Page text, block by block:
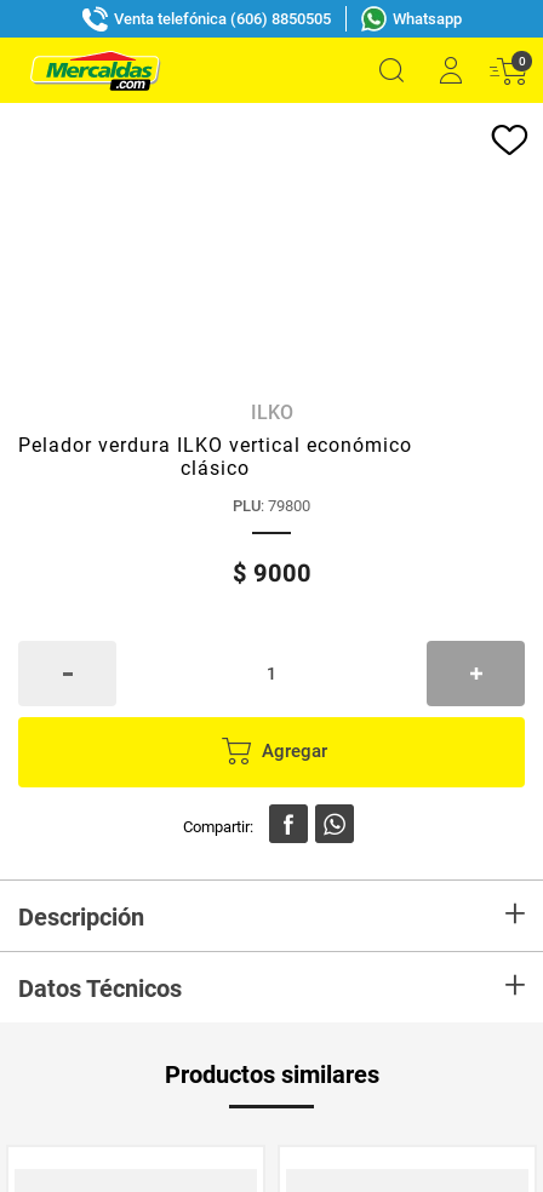
Venta telefónica (606) 8850505 Whatsapp
0
ILKO
Pelador verdura ILKO vertical económico
clásico
PLU: 79800
$ 9000
Agregar
Descripción +
ILKO y recibelo en tu casa en minutos.
Datos Técnicos +
Productos similares